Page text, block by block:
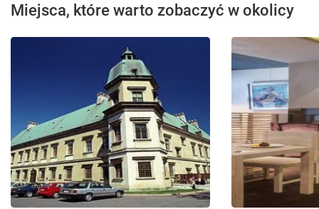
Miejsca, które warto zobaczyć w okolicy